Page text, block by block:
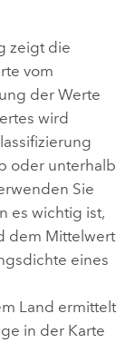
zeigt die
vom
der Werte
wird
oder unterhalb
Sie
es wichtig ist,
dem Mittelwert
eines
Land ermittelt
in der Karte